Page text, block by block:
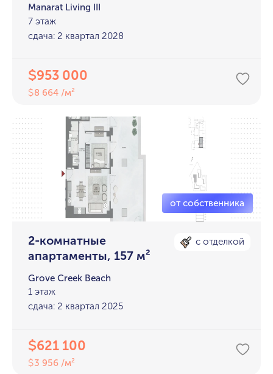
Manarat Living III
7 этаж
сдача: 2 квартал 2028
$953 000
$8 664 /м²
2-комнатные
апартаменты, 157 м²
с отделкой
Grove Creek Beach
1 этаж
сдача: 2 квартал 2025
$621 100
$3 956 /м²